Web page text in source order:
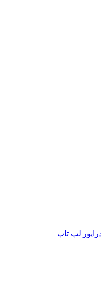
درایور لپ تاپ